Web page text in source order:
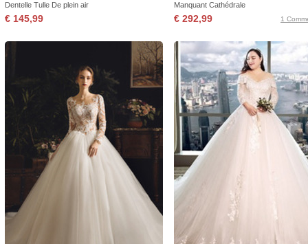
Dentelle Tulle De plein air
€ 145,99
Manquant Cathédrale
€ 292,99 1